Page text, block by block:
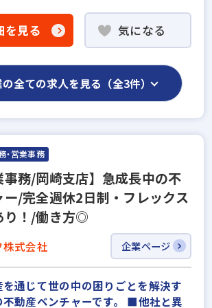
を見る 気になる
の全ての求人を見る（全3件）
・営業事務
事務/岡崎支店】急成長中の不
/完全週休2日制・フレックス
り！/働き方◎
式会社 企業ページ
通じて世の中の困りごとを解決す
動産ベンチャーです。 ■他社と異